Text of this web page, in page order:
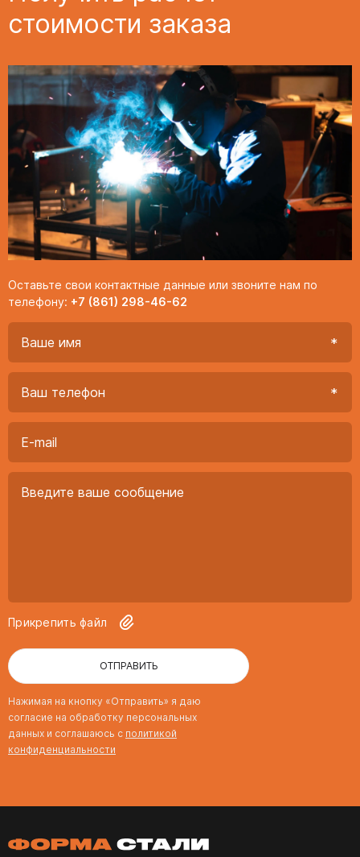
стоимости заказа
Оставьте свои контактные данные или звоните нам по
телефону: +7 (861) 298-46-62
Прикрепить файл
ОТПРАВИТЬ
Нажимая на кнопку «Отправить» я даю
согласие на обработку персональных
данных и соглашаюсь с политикой
конфиденциальности